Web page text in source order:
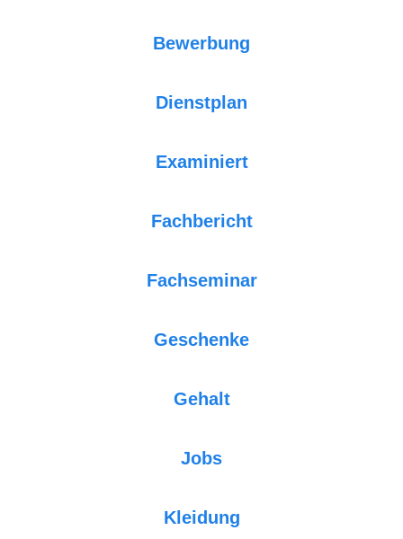
Bewerbung
Dienstplan
Examiniert
Fachbericht
Fachseminar
Geschenke
Gehalt
Jobs
Kleidung